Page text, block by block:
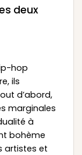
deux
hop
ils
d’abord,
marginales
à
bohème
artistes et